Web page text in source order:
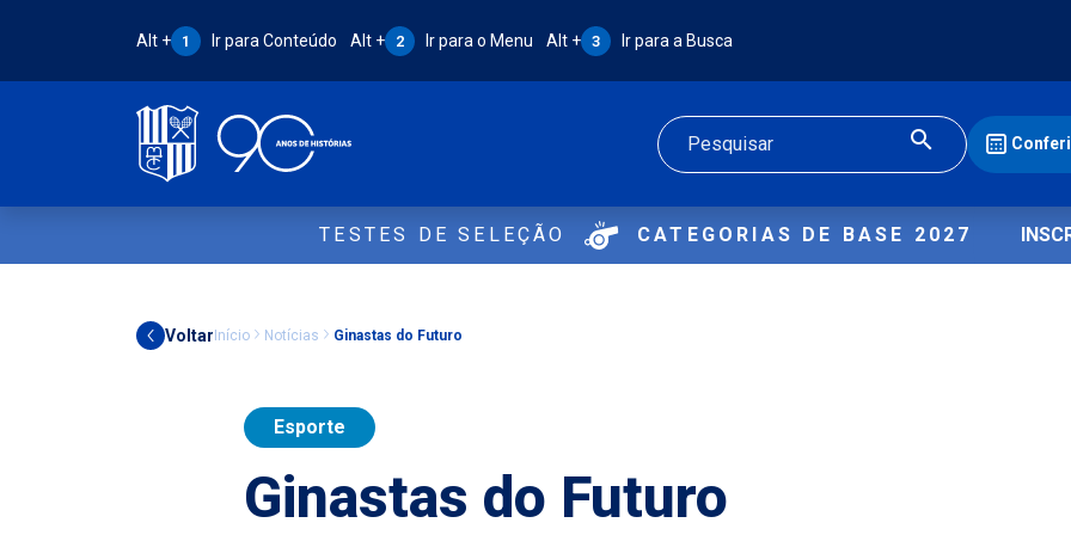
Atalho Alt + 1:
Alt + 1 Ir para Conteúdo Atalho Alt + 2:
Alt + 2 Ir para o Menu Atalho Alt + 3:
Alt + 3 Ir para a Busca
Buscar
TESTES DE SELEÇÃO CATEGORIAS DE BASE 2027
Voltar Início Notícias Ginastas do Futuro
Esporte
Ginastas do Futuro